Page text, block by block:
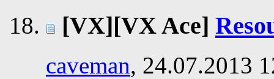
[VX][VX Ace]
caveman, 24.07.2013